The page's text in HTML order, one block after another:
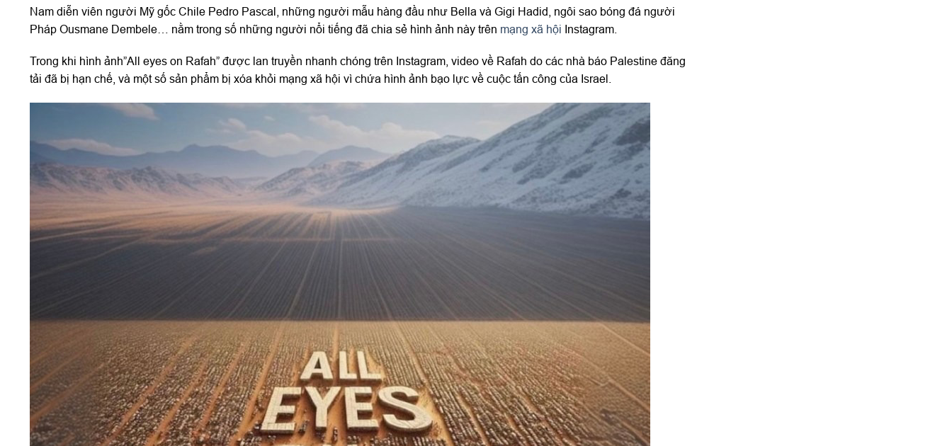
Nam diễn viên người Mỹ gốc Chile Pedro Pascal, những người mẫu hàng đầu như Bella và Gigi Hadid, ngôi sao bóng đá người
Pháp Ousmane Dembele… nằm trong số những người nổi tiếng đã chia sẻ hình ảnh này trên mạng xã hội Instagram.
Trong khi hình ảnh”All eyes on Rafah” được lan truyền nhanh chóng trên Instagram, video về Rafah do các nhà báo Palestine đăng
tải đã bị hạn chế, và một số sản phẩm bị xóa khỏi mạng xã hội vì chứa hình ảnh bạo lực về cuộc tấn công của Israel.